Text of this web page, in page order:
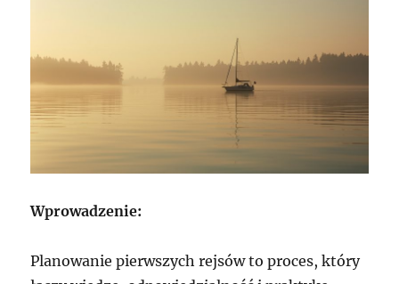
Wprowadzenie:
Planowanie pierwszych rejsów to proces, który